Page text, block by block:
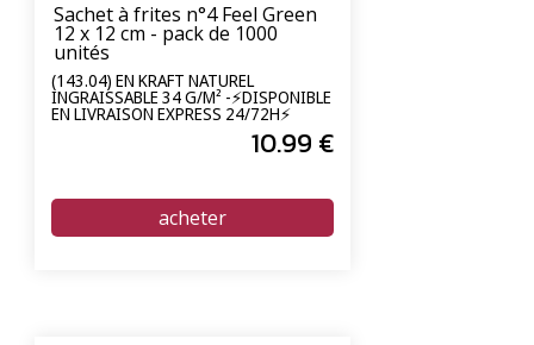
Sachet à frites n°4 Feel Green
12 x 12 cm - pack de 1000
unités
(143.04) EN KRAFT NATUREL
INGRAISSABLE 34 G/M² -⚡DISPONIBLE
EN LIVRAISON EXPRESS 24/72H⚡
10.99 €